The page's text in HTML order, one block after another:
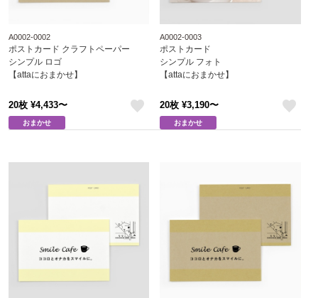
A0002-0002
ポストカード クラフトペーパー
シンプル ロゴ
【attaにおまかせ】
20枚 ¥4,433〜
おまかせ
A0002-0003
ポストカード
シンプル フォト
【attaにおまかせ】
20枚 ¥3,190〜
おまかせ